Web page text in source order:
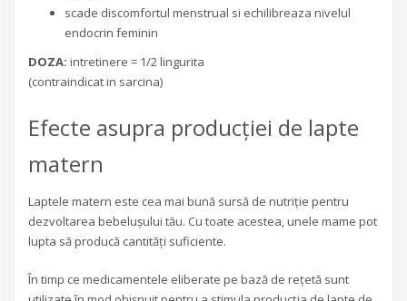
scade discomfortul menstrual si echilibreaza nivelul
endocrin feminin
DOZA: intretinere = 1/2 lingurita
(contraindicat in sarcina)
Efecte asupra producției de lapte
matern
Laptele matern este cea mai bună sursă de nutriție pentru
dezvoltarea bebelușului tău. Cu toate acestea, unele mame pot
lupta să producă cantități suficiente.
În timp ce medicamentele eliberate pe bază de rețetă sunt